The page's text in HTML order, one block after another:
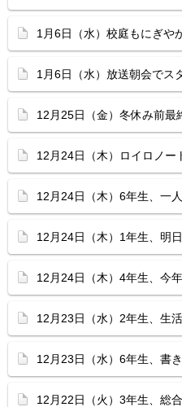
1月6日（水）校庭もにぎや
1月6日（水）放送朝会でス
12月25日（金）冬休み前最
12月24日（木）ロイロノー
12月24日（木）6年生、一
12月24日（木）1年生、明
12月24日（木）4年生、今
12月23日（水）2年生、生
12月23日（水）6年生、書
12月22日（火）3年生、総